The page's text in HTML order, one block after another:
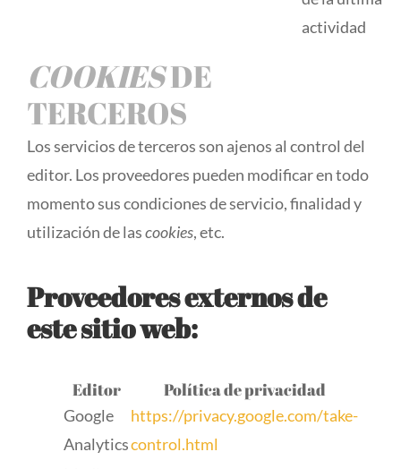
actividad
COOKIESDE
TERCEROS
Los servicios de terceros son ajenos al control del
editor. Los proveedores pueden modificar en todo
momento sus condiciones de servicio, finalidad y
utilización de lascookies, etc.
Proveedores externos de
este sitio web:
Editor Política de privacidad
Google
Analytics
https://privacy.google.com/take-
control.html